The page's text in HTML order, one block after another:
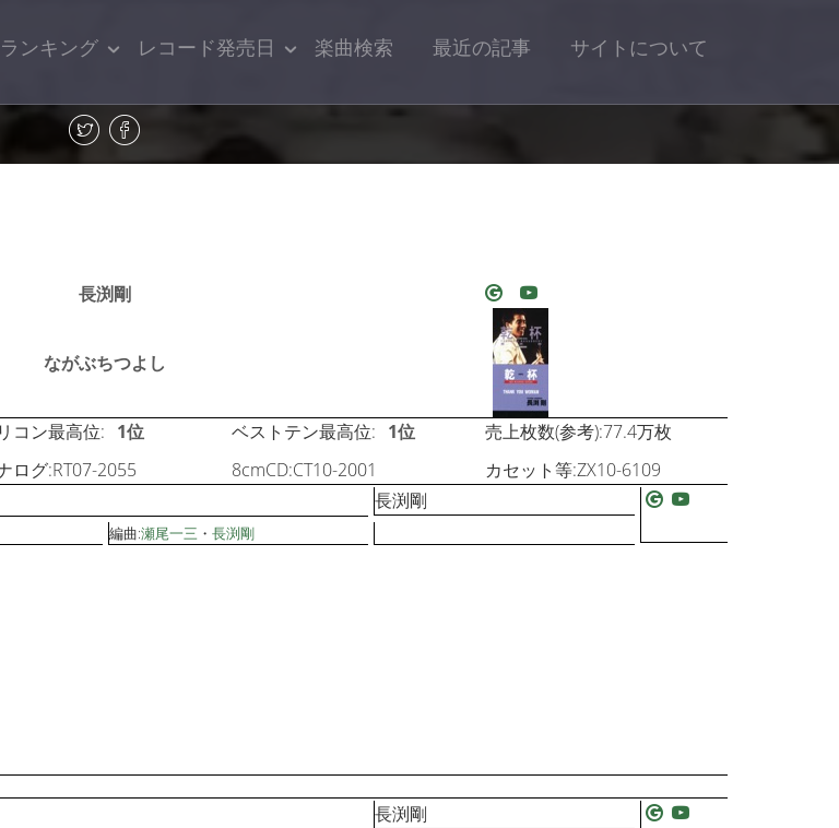
ランキング レコード発売日 楽曲検索 最近の記事 サイトについて
長渕剛
ながぶちつよし
コン最高位: 1位 ベストテン最高位: 1位
売上枚数(参考):77.4万枚
ログ:RT07-2055 8cmCD:CT10-2001 カセット等:ZX10-6109
長渕剛
編曲:瀬尾一三 ・ 長渕剛
長渕剛